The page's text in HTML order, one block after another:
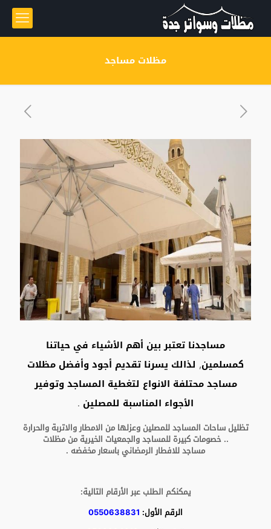
مظلات مساجد
مساجدنا تعتبر بين أهم الأشياء في حياتنا
كمسلمين, لذالك يسرنا تقديم أجود وأفضل مظلات
مساجد محتلفة الانواع لتغطية المساجد وتوفير
الأجواء المناسبة للمصلين .
تظليل ساحات المساجد للمصلين وعزلها من الامطار والاتربة والحرارة
..خصومات كبيرة للمساجد والجمعيات الخيرية من مظلات
مساجدللافطار الرمضاني باسعار مخفضه .
يمكنكم الطلب عبر الأرقام التالية:
الرقم الأول: 0550638831